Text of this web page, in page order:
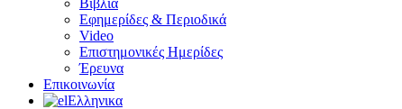
Βιβλία
Εφημερίδες & Περιοδικά
Video
Επιστημονικές Ημερίδες
Έρευνα
Επικοινωνία
Ελληνικα